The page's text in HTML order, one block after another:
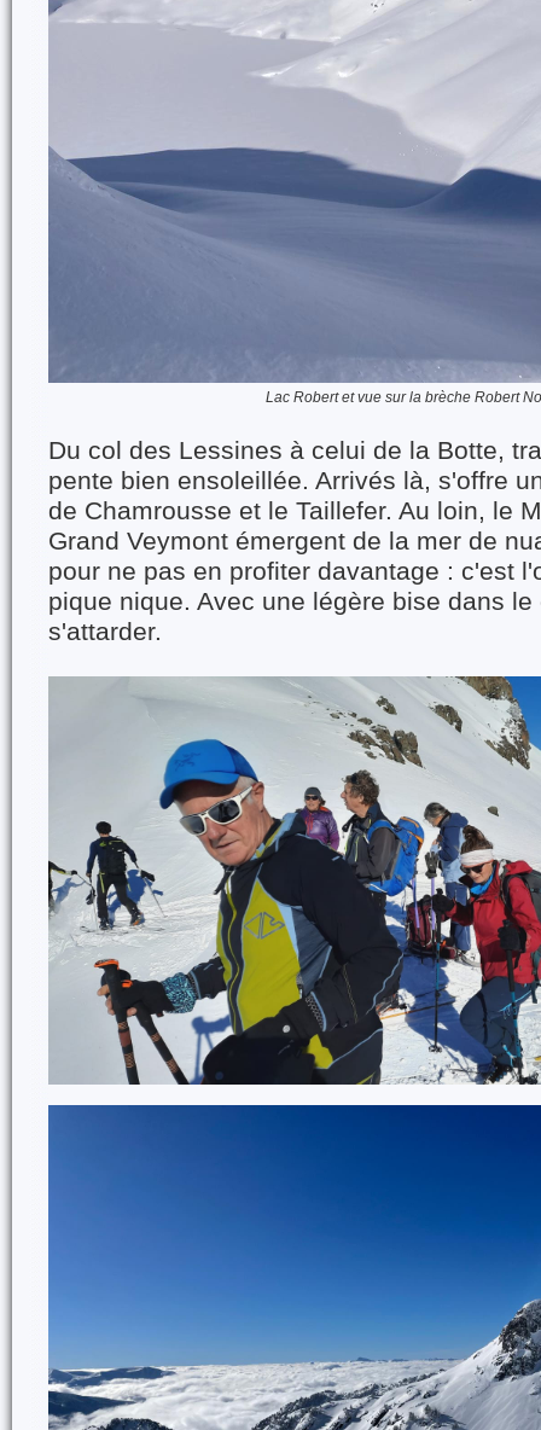
Lac Robert et vue sur la brèche Robert
Du col des Lessines à celui de la Botte,
pente bien ensoleillée. Arrivés là, s'offre
de Chamrousse et le Taillefer. Au loin, le
Grand Veymont émergent de la mer de
pour ne pas en profiter davantage : c'est
pique nique. Avec une légère bise dans
s'attarder.